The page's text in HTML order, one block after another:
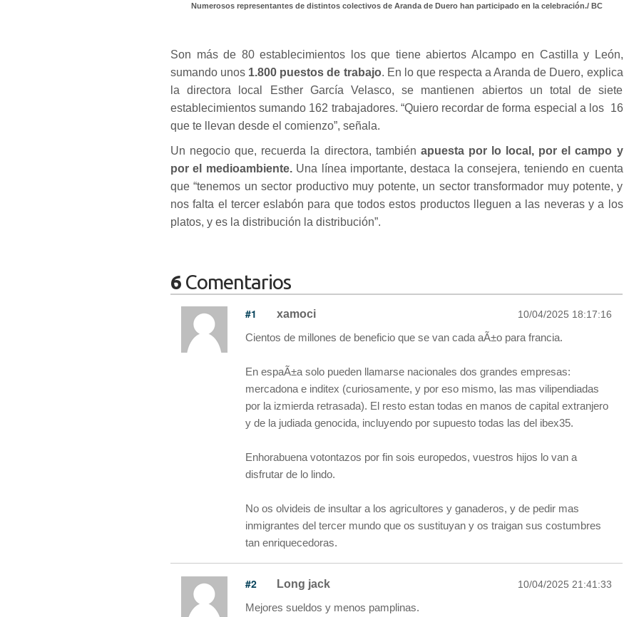
Numerosos representantes de distintos colectivos de Aranda de Duero han participado en la celebración./ BC
Son más de 80 establecimientos los que tiene abiertos Alcampo en Castilla y León,
sumando unos 1.800 puestos de trabajo. En lo que respecta a Aranda de Duero, explica
la directora local Esther García Velasco, se mantienen abiertos un total de siete
establecimientos sumando 162 trabajadores. “Quiero recordar de forma especial a los 16
que te llevan desde el comienzo”, señala.
Un negocio que, recuerda la directora, también apuesta por lo local, por el campo y
por el medioambiente.Una línea importante, destaca la consejera, teniendo en cuenta
que “tenemos un sector productivo muy potente, un sector transformador muy potente, y
nos falta el tercer eslabón para que todos estos productos lleguen a las neveras y a los
platos, y es la distribución la distribución”.
6 Comentarios
#1 xamoci 10/04/2025 18:17:16
Cientos de millones de beneficio que se van cada aÃ±o para francia.
En espaÃ±a solo pueden llamarse nacionales dos grandes empresas:
mercadona e inditex (curiosamente, y por eso mismo, las mas vilipendiadas
por la izmierda retrasada). El resto estan todas en manos de capital extranjero
y de la judiada genocida, incluyendo por supuesto todas las del ibex35.
Enhorabuena votontazos por fin sois europedos, vuestros hijos lo van a
disfrutar de lo lindo.
No os olvideis de insultar a los agricultores y ganaderos, y de pedir mas
inmigrantes del tercer mundo que os sustituyan y os traigan sus costumbres
tan enriquecedoras.
#2 Long jack 10/04/2025 21:41:33
Mejores sueldos y menos pamplinas.